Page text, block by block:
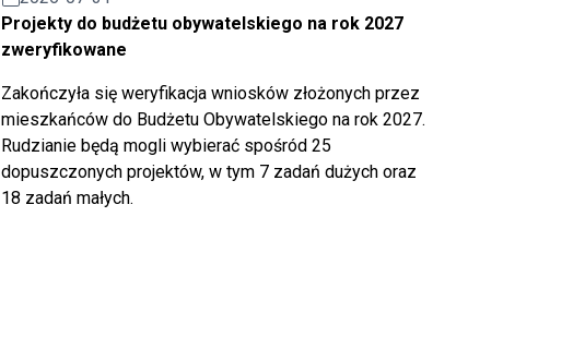
Projekty do budżetu obywatelskiego na rok 2027
zweryfikowane
Zakończyła się weryfikacja wniosków złożonych przez
mieszkańców do Budżetu Obywatelskiego na rok 2027.
Rudzianie będą mogli wybierać spośród 25
dopuszczonych projektów, w tym 7 zadań dużych oraz
18 zadań małych.